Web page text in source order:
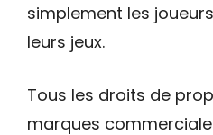
simplement les
leurs jeux.
Tous les droits de
marques